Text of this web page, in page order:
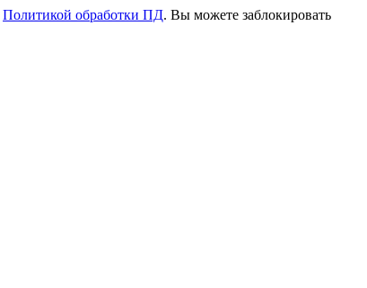
Политикой обработки ПД. Вы можете заблокировать